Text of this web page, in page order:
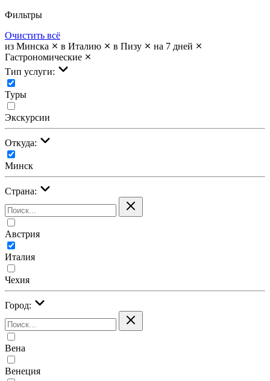
Фильтры
Очистить всё
из Минска
в Италию в Пизу
на 7 дней
Гастрономические
Тип услуги:
Туры
Экскурсии
Откуда:
Минск
Страна:
Австрия
Италия
Чехия
Город:
Вена
Венеция